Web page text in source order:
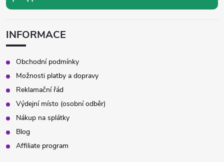
INFORMACE
Obchodní podmínky
Možnosti platby a dopravy
Reklamační řád
Výdejní místo (osobní odběr)
Nákup na splátky
Blog
Affiliate program